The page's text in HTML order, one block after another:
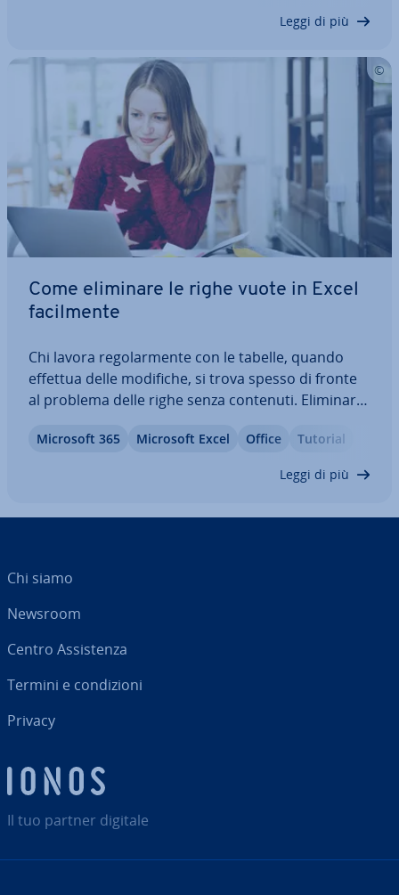
Leggi di più
Come eliminare le righe vuote in Excel
fa­cil­men­te
Chi lavora re­go­lar­men­te con le tabelle, quando
effettua delle modifiche, si trova spesso di fronte
al problema delle righe senza contenuti. Eli­mi­nar­le
Excel può trovare in modo au­to­ma­ti­co le celle
Microsoft 365 Microsoft Excel Office Tutorial
Leggi di più
Il tuo partner digitale
Chi siamo
Newsroom
Centro As­si­sten­za
Termini e con­di­zio­ni
Privacy